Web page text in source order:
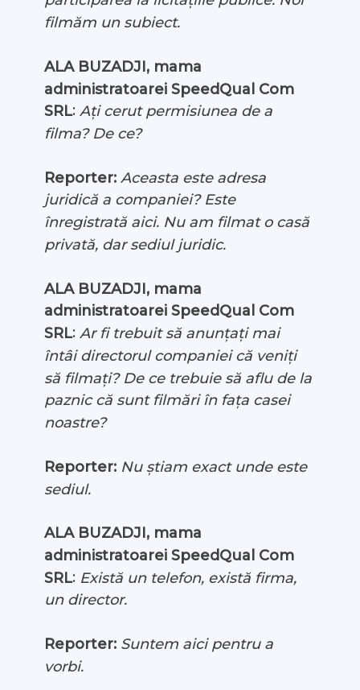
filmăm un subiect.
ALA BUZADJI, mama
administratoarei SpeedQual Com
SRL: Ați cerut permisiunea de a
filma? De ce?
Reporter: Aceasta este adresa
juridică a companiei? Este
înregistrată aici. Nu am filmat o casă
privată, dar sediul juridic.
ALA BUZADJI, mama
administratoarei SpeedQual Com
SRL: Ar fi trebuit să anunțați mai
întâi directorul companiei că veniți
să filmați? De ce trebuie să aflu de la
paznic că sunt filmări în fața casei
noastre?
Reporter: Nu știam exact unde este
sediul.
ALA BUZADJI, mama
administratoarei SpeedQual Com
SRL: Există un telefon, există firma,
un director.
Reporter: Suntem aici pentru a
vorbi.